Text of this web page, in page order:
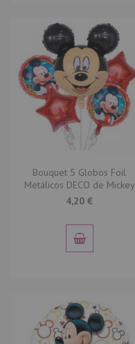
Bouquet 5 Globos Foil
Metálicos DECO de Mickey
4,20 €